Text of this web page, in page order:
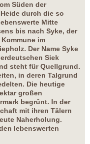
Süden der
durch die so
Mitte
bis nach Syke, der
im
Der Name Syke
Siek
steht für Quellgrund.
in deren Talgrund
Die heutige
großen
begrünt. In der
mit ihren Tälern
Naherholung.
lebenswerten